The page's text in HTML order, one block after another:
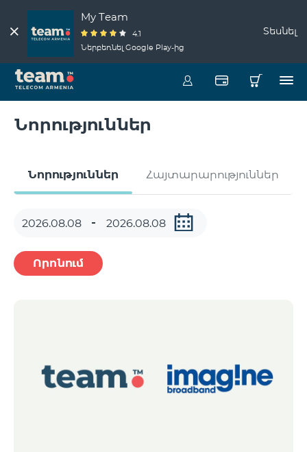
My Team
4.1
Ներբեռնել Google Play-ից
Տեսնել
Նորություններ
Նորություններ Հայտարարություններ
Որոնում